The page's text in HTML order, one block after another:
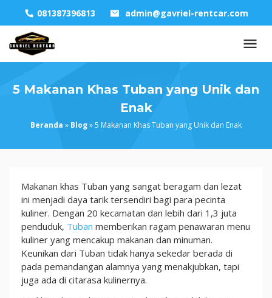
content
081387396813 admin@gavriel-rentcar.com
5 Makanan Khas Tuban yang Unik dan
Enak
Beranda » Blog»5 Makanan Khas Tuban yang Unik dan Enak
5
Makanan
Khas
Tuban
yang
Unik
dan
Enak
Makanan khas Tuban yang sangat beragam dan lezat
ini menjadi daya tarik tersendiri bagi para pecinta
kuliner. Dengan 20 kecamatan dan lebih dari 1,3 juta
penduduk, Tuban memberikan ragam penawaran menu
kuliner yang mencakup makanan dan minuman.
Keunikan dari Tuban tidak hanya sekedar berada di
pada pemandangan alamnya yang menakjubkan, tapi
juga ada di citarasa kulinernya.